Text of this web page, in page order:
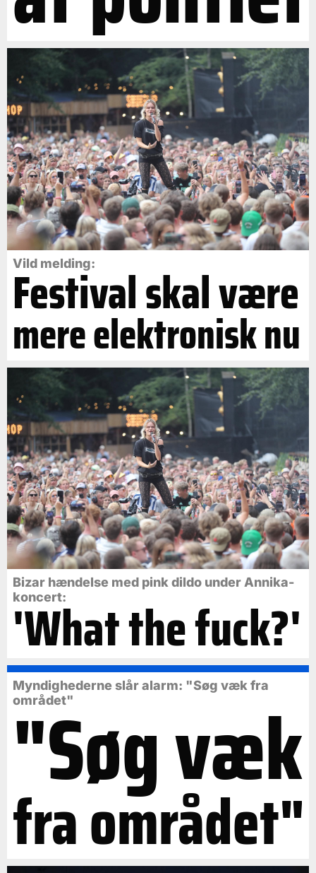
Vild melding:
Festival skal være
mere elektronisk nu
Bizar hændelse med pink dildo under Annika-
koncert:
'What the fuck?'
Myndighederne slår alarm: "Søg væk fra
området"
"Søg væk
fra området"